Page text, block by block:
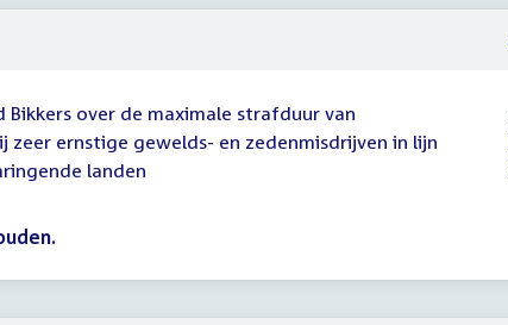
Bikkers over de maximale strafduur van
zeer ernstige gewelds- en zedenmisdrijven in lijn
landen